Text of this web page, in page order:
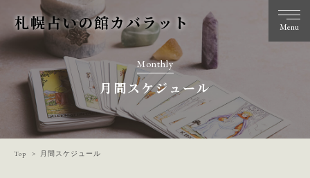
札幌占いの館カバラット Menu
Monthly
月間スケジュール
Top 月間スケジュール